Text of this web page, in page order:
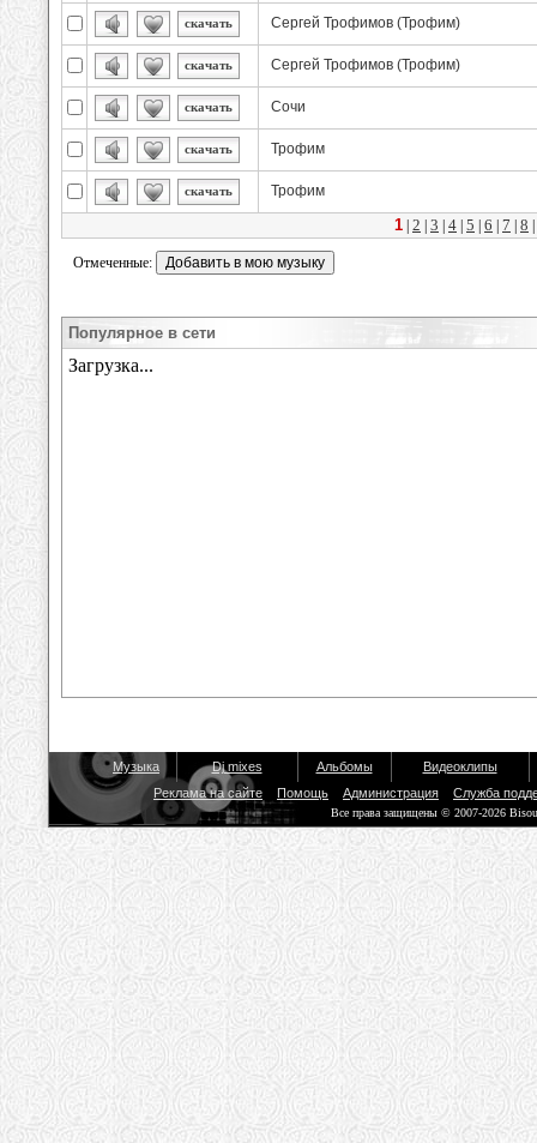
скачать Сергей Трофимов (Трофим)
скачать Сергей Трофимов (Трофим)
скачать Сочи
скачать Трофим
скачать Трофим
1 2 3 4 5 6 7 8
Отмеченные:
Популярное в сети
Музыка Dj mixes Альбомы
Видеоклипы
Реклама на сайте
Помощь Администрация Служба
Все права защищены © 2007-2026